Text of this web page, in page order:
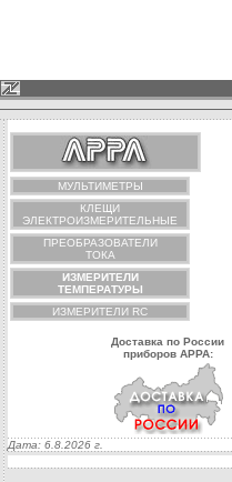
МУЛЬТИМЕТРЫ
КЛЕЩИ
ЭЛЕКТРОИЗМЕРИТЕЛЬНЫЕ
ПРЕОБРАЗОВАТЕЛИ
ТОКА
ИЗМЕРИТЕЛИ
ТЕМПЕРАТУРЫ
ИЗМЕРИТЕЛИ RC
Доставка по России
приборов АРРА:
Дата: 6.8.2026 г.